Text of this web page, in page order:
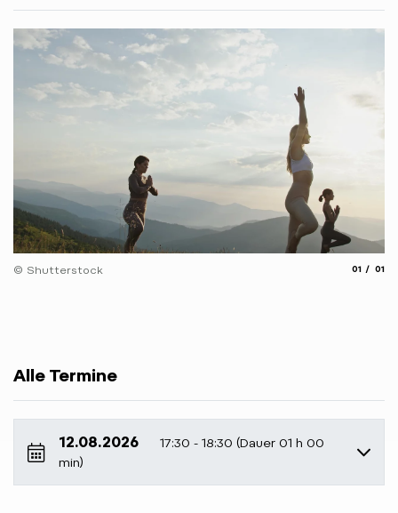
© Shutterstock 01 01
Alle Termine
12.08.2026
17:30 - 18:30 (Dauer 01 h 00
min)